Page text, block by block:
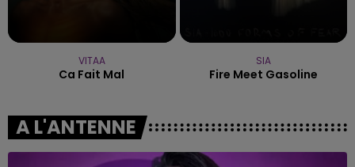
VITAA
Ca Fait Mal
SIA
Fire Meet Gasoline
A L'ANTENNE